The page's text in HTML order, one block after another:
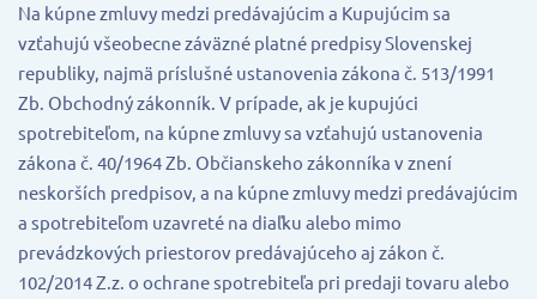
Na kúpne zmluvy medzi predávajúcim a Kupujúcim sa
vzťahujú všeobecne záväzné platné predpisy Slovenskej
republiky, najmä príslušné ustanovenia zákona č. 513/1991
Zb. Obchodný zákonník. V prípade, ak je kupujúci
spotrebiteľom, na kúpne zmluvy sa vzťahujú ustanovenia
zákona č. 40/1964 Zb. Občianskeho zákonníka v znení
neskorších predpisov, a na kúpne zmluvy medzi predávajúcim
a spotrebiteľom uzavreté na diaľku alebo mimo
prevádzkových priestorov predávajúceho aj zákon č.
102/2014 Z.z. o ochrane spotrebiteľa pri predaji tovaru alebo